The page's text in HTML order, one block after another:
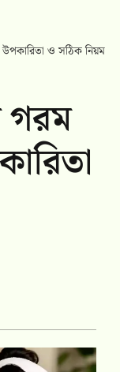
ও সঠিক নিয়ম
গরম